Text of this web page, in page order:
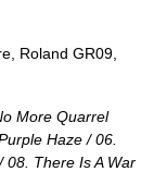
Roland GR09,
More Quarrel
Haze / 06.
08. There Is A War